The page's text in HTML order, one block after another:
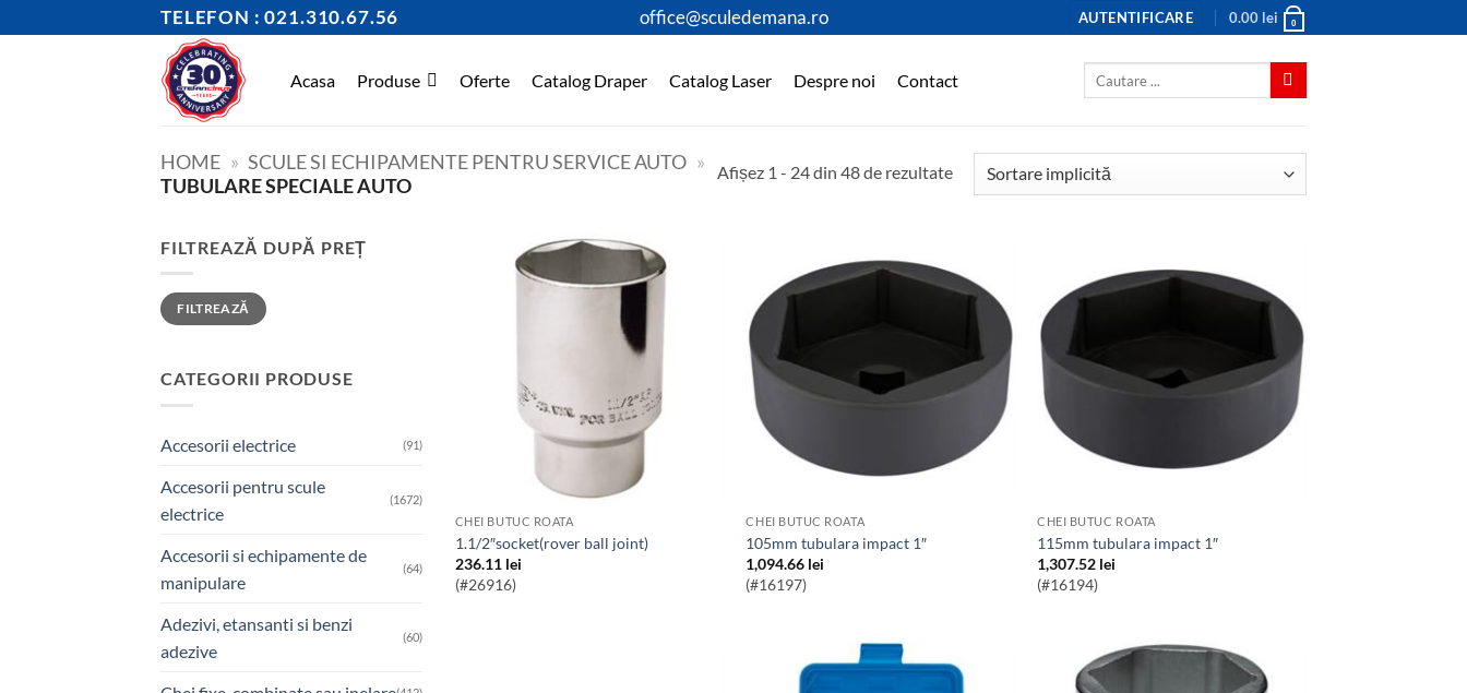
to
TELEFON : 021.310.67.56 office@sculedemana.ro AUTENTIFICARE 0.00 lei 0
Acasa Produse Oferte Catalog Draper Catalog Laser Despre noi Contact
HOME » SCULE SI ECHIPAMENTE PENTRU SERVICE AUTO »
TUBULARE SPECIALE AUTO
Afișez 1 - 24 din 48 de rezultate
FILTREAZĂ DUPĂ PREȚ
Preț
minim
Preț
maxim
FILTREAZĂ
CATEGORII PRODUSE
Accesorii electrice (91)
Accesorii pentru scule
electrice
(1672)
Accesorii si echipamente de
manipulare
(64)
Adezivi, etansanti si benzi
adezive
(60)
CHEI BUTUC ROATA
1.1/2″socket(rover ball joint)
236.11 lei
(#26916)
CHEI BUTUC ROATA
105mm tubulara impact 1″
1,094.66 lei
(#16197)
CHEI BUTUC ROATA
115mm tubulara impact 1″
1,307.52 lei
(#16194)